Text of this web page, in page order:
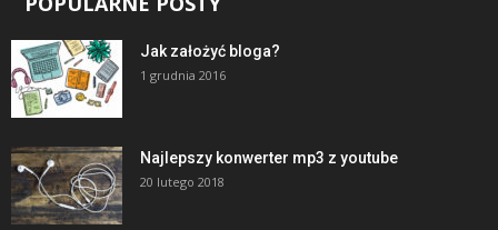
Jak założyć bloga?
1 grudnia 2016
Najlepszy konwerter mp3 z youtube
20 lutego 2018